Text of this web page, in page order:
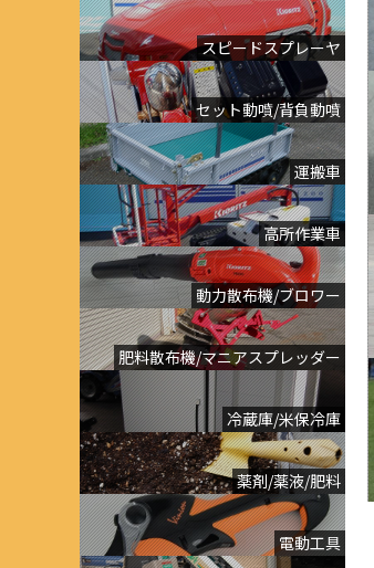
スピードスプレーヤ
セット動噴/背負動噴
運搬車
高所作業車
動力散布機/ブロワー
肥料散布機/マニアスプレッダー
冷蔵庫/米保冷庫
薬剤/薬液/肥料
電動工具